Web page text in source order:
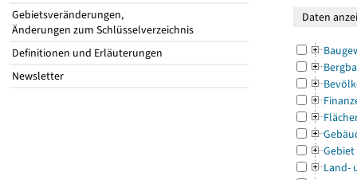
Gebietsveränderungen,
Änderungen zum Schlüsselverzeichnis
Definitionen und Erläuterungen
Newsletter
Gebiet
Land-